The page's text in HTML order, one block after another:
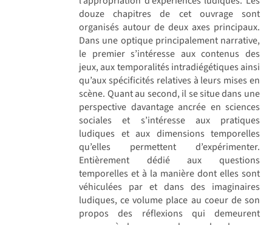
douze chapitres de cet ouvrage sont
organisés autour de deux axes principaux.
Dans une optique principalement narrative,
le premier s’intéresse aux contenus des
jeux, aux temporalités intradiégétiques ainsi
qu’aux spécificités relatives à leurs mises en
scène. Quant au second, il se situe dans une
perspective davantage ancrée en sciences
sociales et s’intéresse aux pratiques
ludiques et aux dimensions temporelles
qu’elles permettent d’expérimenter.
Entièrement dédié aux questions
temporelles et à la manière dont elles sont
véhiculées par et dans des imaginaires
ludiques, ce volume place au coeur de son
propos des réflexions qui demeurent